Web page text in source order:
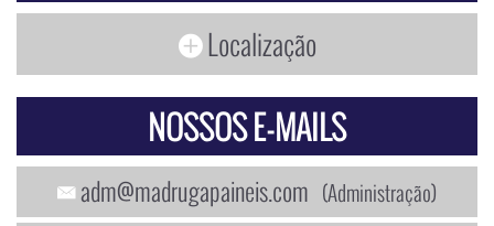
Localização
NOSSOS E-MAILS
adm@madrugapaineis.com (Administração)